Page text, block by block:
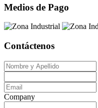
Medios de Pago
Contáctenos
Company